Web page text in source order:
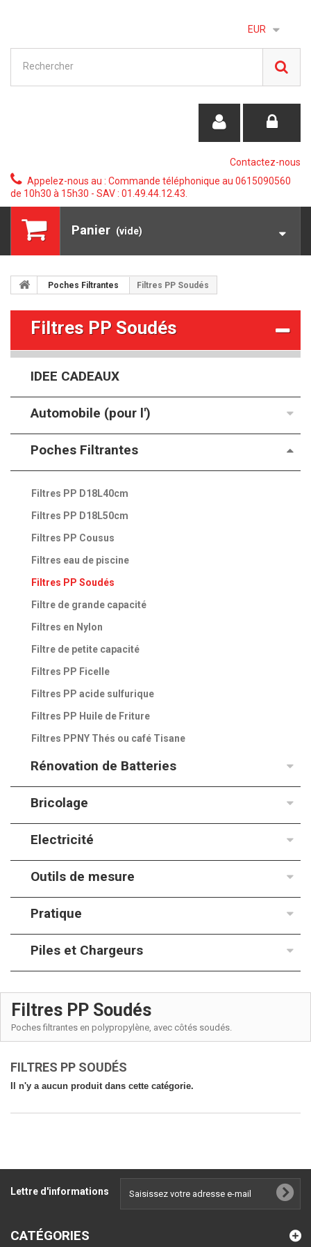
EUR
Contactez-nous
Appelez-nous au : Commande téléphonique au 0615090560
de 10h30 à 15h30 - SAV : 01.49.44.12.43.
Panier (vide)
Poches Filtrantes Filtres PP Soudés
Filtres PP Soudés
IDEE CADEAUX
Automobile (pour l')
Poches Filtrantes
Filtres PP D18L40cm
Filtres PP D18L50cm
Filtres PP Cousus
Filtres eau de piscine
Filtres PP Soudés
Filtre de grande capacité
Filtres en Nylon
Filtre de petite capacité
Filtres PP Ficelle
Filtres PP acide sulfurique
Filtres PP Huile de Friture
Filtres PPNY Thés ou café Tisane
Rénovation de Batteries
Bricolage
Electricité
Outils de mesure
Pratique
Piles et Chargeurs
Filtres PP Soudés
Poches filtrantes en polypropylène, avec côtés soudés.
FILTRES PP SOUDÉS
Il n'y a aucun produit dans cette catégorie.
Lettre d'informations
CATÉGORIES